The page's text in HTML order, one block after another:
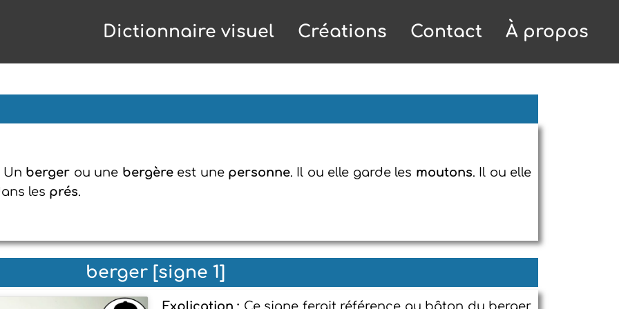
Dictionnaire visuel Créations Contact À propos
Un berger ou une bergèreest une personne. Il ou elle garde les moutons. Il ou elle
les prés.
berger [signe 1]
Explication : Ce signe ferait référence au bâton du berger